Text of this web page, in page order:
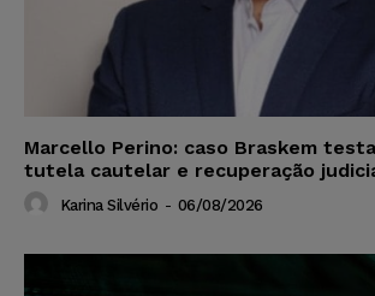
Marcello Perino: caso Braskem
tutela cautelar e recuperação
Karina Silvério - 06/08/2026